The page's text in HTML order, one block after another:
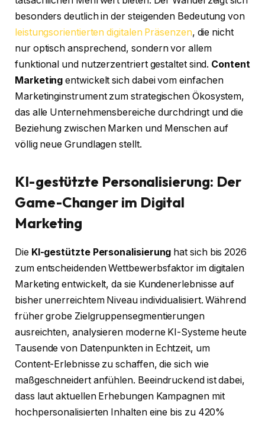
besonders deutlich in der steigenden Bedeutung von
leistungsorientierten digitalen Präsenzen, die nicht
nur optisch ansprechend, sondern vor allem
funktional und nutzerzentriert gestaltet sind. Content
Marketing entwickelt sich dabei vom einfachen
Marketinginstrument zum strategischen Ökosystem,
das alle Unternehmensbereiche durchdringt und die
Beziehung zwischen Marken und Menschen auf
völlig neue Grundlagen stellt.
KI-gestützte Personalisierung: Der
Game-Changer im Digital
Marketing
Die KI-gestützte Personalisierung hat sich bis 2026
zum entscheidenden Wettbewerbsfaktor im digitalen
Marketing entwickelt, da sie Kundenerlebnisse auf
bisher unerreichtem Niveau individualisiert. Während
früher grobe Zielgruppensegmentierungen
ausreichten, analysieren moderne KI-Systeme heute
Tausende von Datenpunkten in Echtzeit, um
Content-Erlebnisse zu schaffen, die sich wie
maßgeschneidert anfühlen. Beeindruckend ist dabei,
dass laut aktuellen Erhebungen Kampagnen mit
hochpersonalisierten Inhalten eine bis zu 420%